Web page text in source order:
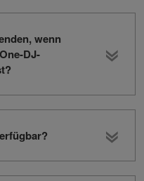
wenn
DJ-